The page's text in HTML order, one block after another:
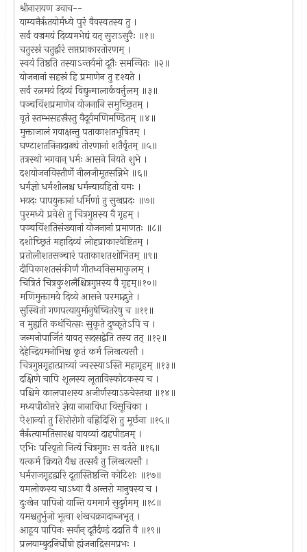
श्रीनारायण उवाच--
याम्यनैर्ऋतयोर्मध्ये पुरं वैवस्वतस्य तु ।
सर्वं वज्रमयं दिव्यमभेद्यं यत् सुराऽसुरैः ॥१॥
चतुरस्रं चतुर्द्वारं सप्तप्राकारतोरणम् ।
स्वयं तिष्ठति तस्याऽन्तर्यमो दूतैः समन्वितः ॥२॥
योजनानां सहस्रं हि प्रमाणेन तु दृश्यते ।
सर्वं रत्नमयं दिव्यं विद्युन्मालार्कवर्त्तुलम् ॥३॥
पञ्चविंशप्रमाणेन योजनानि समुच्छ्रितम् ।
वृतं स्तम्भसहस्रैस्तु वैदूर्यमणिमण्डितम् ॥४॥
मुक्ताजालं गवाक्षन्तु पताकाशतभूषितम् ।
घण्टाशतनिनादाढ्यं तोरणानां शतैर्वृतम् ॥५॥
तत्रस्थो भगवान् धर्मः आसने नियते शुभे ।
दशयोजनविस्तीर्णे नीलजीमूतसन्निभे ॥६॥
धर्मज्ञो धर्मशीलश्च धर्मन्यायहितो यमः ।
भयदः पापयुक्तानां धर्मिणां तु सुखप्रदः ॥७॥
पुरमध्ये प्रवेशे तु चित्रगुप्तस्य वै गृहम् ।
पञ्चविंशतिसंख्यानां योजनानां प्रमाणतः ॥८॥
दशोच्छ्रितं महादिव्यं लोहप्राकारवेष्टितम् ।
प्रतोलीशतसञ्चारं पताकाशतशोभितम् ॥९॥
दीपिकाशतसंकीर्णं गीतध्वनिसमाकुलम् ।
चित्रितं चित्रकुशलैश्चित्रगुप्तस्य वै गृहम्॥१०॥
मणिमुक्तामये दिव्ये आसने परमाद्भुते ।
सुस्थितो गणपत्यायुर्मानुषेष्वितरेषु च ॥११॥
न मुह्यति कथंचित्सः सुकृते दुष्कृतेऽपि च ।
जन्मनोपार्जितं यावत् सदसद्वेति तस्य तत् ॥१२॥
देहेन्द्रियमनोभिश्च कृतं कर्म लिखत्यसौ ।
चित्रगुप्तगृहात्प्राच्यां ज्वरस्याऽस्ति महागृहम् ॥१३॥
दक्षिणे चापि शूलस्य लूताविस्फोटकस्य च ।
पश्चिमे कालपाशस्य अजीर्णस्याऽरुचेस्तथा ॥१४॥
मध्यपीठोत्तरे ज्ञेया नानाविधा विसूचिका ।
ऐशान्यां तु शिरोरोगो वह्रिदिशि तु मूर्छना ॥१५॥
नैर्ऋत्यामतिसारश्च वायव्यां दाहपीडनम् ।
एभिः परिवृतो नित्यं चित्रगुप्तः स वर्तते ॥१६॥
यत्कर्म क्रियते यैश्च तत्सर्वं तु लिखत्यसौ ।
धर्मराजगृहद्वारि दूतास्तिष्ठन्ति कोटिशः ॥१७॥
यमलोकस्य चाऽध्वा वै अन्तरो मानुषस्य च ।
दुःखेन पापिनो यान्ति यममार्गं सुदुर्गमम् ॥१८॥
यमश्चतुर्भुजो भूत्वा शंखचक्रगदाब्जभृत् ।
आहूय पापिनः सर्वान् दूतैर्दण्डं ददाति वै ॥१९॥
प्रलयाम्बुदनिर्घोषो ह्यंजनाद्रिसमप्रभः ।